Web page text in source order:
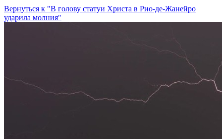
Вернуться к "В голову статуи Христа в Рио-де-Жанейро
ударила молния"